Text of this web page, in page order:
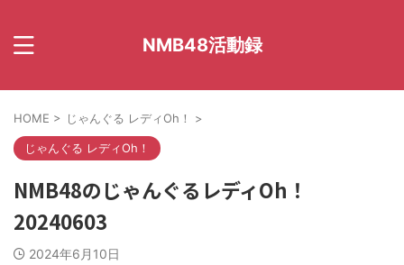
NMB48活動録
HOME > じゃんぐる レディOh！ >
じゃんぐる レディOh！
NMB48のじゃんぐるレディOh！
20240603
2024年6月10日